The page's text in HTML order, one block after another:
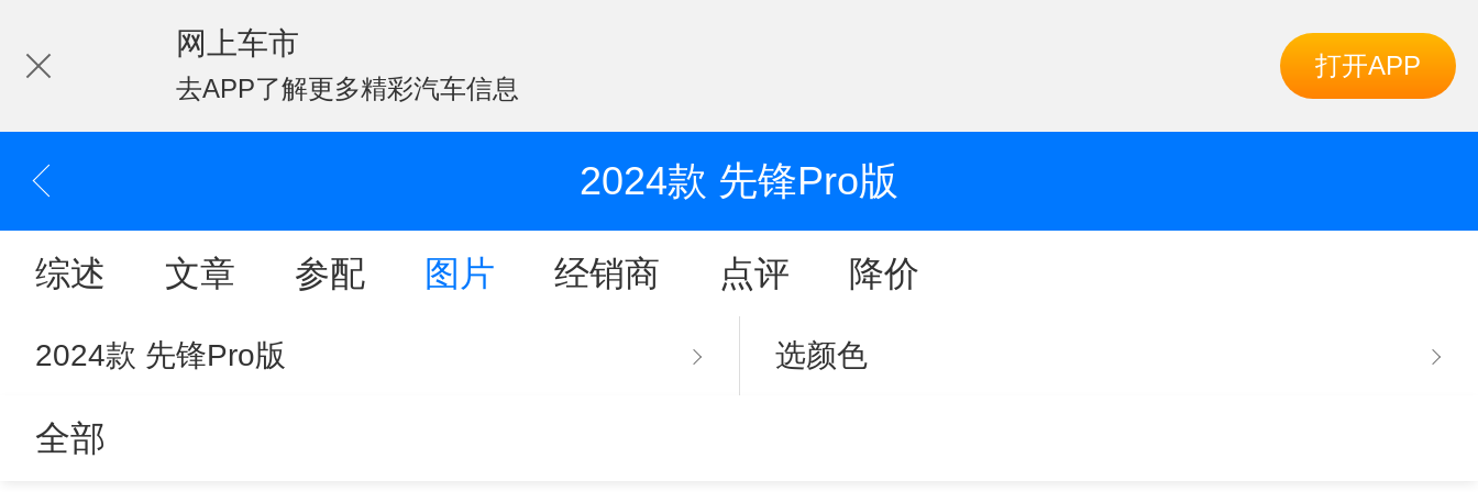
网上车市
去APP了解更多精彩汽车信息
打开APP
2024款 先锋Pro版
综述 文章 参配 图片 经销商 点评 降价
2024款 先锋Pro版 选颜色
全部